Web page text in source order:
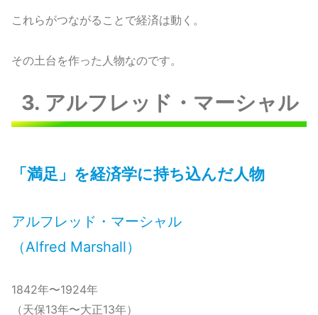
これらがつながることで経済は動く。
その土台を作った人物なのです。
3. アルフレッド・マーシャル
「満足」を経済学に持ち込んだ人物
アルフレッド・マーシャル
（Alfred Marshall）
1842年〜1924年
（天保13年〜大正13年）